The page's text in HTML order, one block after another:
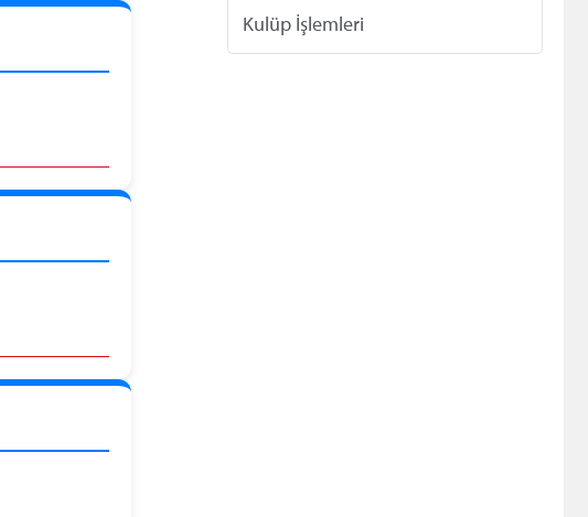
Kulüp İşlemleri